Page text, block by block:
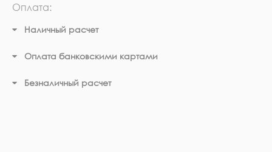
Оплата:
Наличный расчет
Оплата банковскими картами
Безналичный расчет